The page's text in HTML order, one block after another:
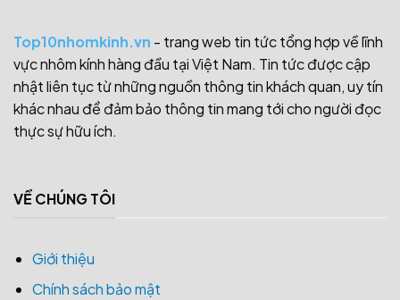
Top10nhomkinh.vn - trang web tin tức tổng hợp về lĩnh
vực nhôm kính hàng đầu tại Việt Nam. Tin tức được cập
nhật liên tục từ những nguồn thông tin khách quan, uy tín
khác nhau để đảm bảo thông tin mang tới cho người đọc
thực sự hữu ích.
VỀ CHÚNG TÔI
Giới thiệu
Chính sách bảo mật